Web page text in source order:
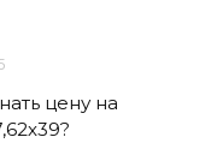
цену на